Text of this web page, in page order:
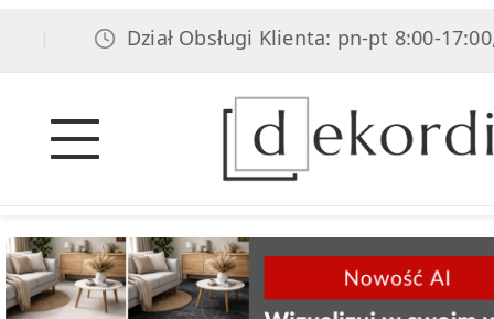
Dział Obsługi Klienta: pn-pt 8:00-17:00, sob